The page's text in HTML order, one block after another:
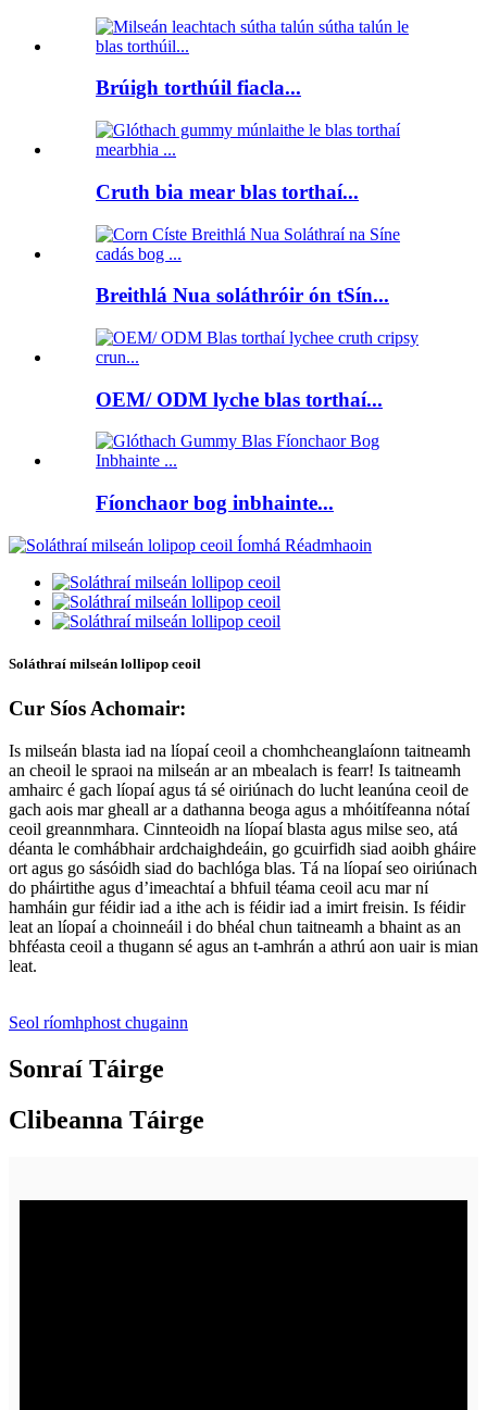
Brúigh torthúil fiacla...
Cruth bia mear blas torthaí...
Breithlá Nua soláthróir ón tSín...
OEM/ ODM lyche blas torthaí...
Fíonchaor bog inbhainte...
Soláthraí milseán lollipop ceoil
Cur Síos Achomair:
Is milseán blasta iad na líopaí ceoil a chomhcheanglaíonn taitneamh
an cheoil le spraoi na milseán ar an mbealach is fearr! Is taitneamh
amhairc é gach líopaí agus tá sé oiriúnach do lucht leanúna ceoil de
gach aois mar gheall ar a dathanna beoga agus a mhóitífeanna nótaí
ceoil greannmhara. Cinnteoidh na líopaí blasta agus milse seo, atá
déanta le comhábhair ardchaighdeáin, go gcuirfidh siad aoibh gháire
ort agus go sásóidh siad do bachlóga blas. Tá na líopaí seo oiriúnach
do pháirtithe agus d’imeachtaí a bhfuil téama ceoil acu mar ní
hamháin gur féidir iad a ithe ach is féidir iad a imirt freisin. Is féidir
leat an líopaí a choinneáil i do bhéal chun taitneamh a bhaint as an
bhféasta ceoil a thugann sé agus an t-amhrán a athrú aon uair is mian
leat.
Seol ríomhphost chugainn
Sonraí Táirge
Clibeanna Táirge